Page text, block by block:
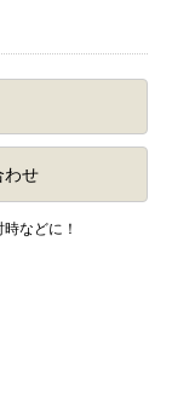
わせ
などに！